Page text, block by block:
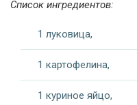
Список ингредиентов:
1 луковица,
1 картофелина,
1 куриное яйцо,